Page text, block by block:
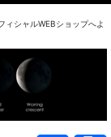
ィシャルWEBショップへよ